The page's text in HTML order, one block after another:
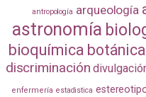
antropología arqueología
astronomía
bioquímica botánica
discriminación
enfermería estadistica